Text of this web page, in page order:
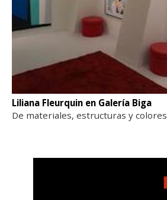
Liliana Fleurquin en Galería Biga
De materiales, estructuras y colores